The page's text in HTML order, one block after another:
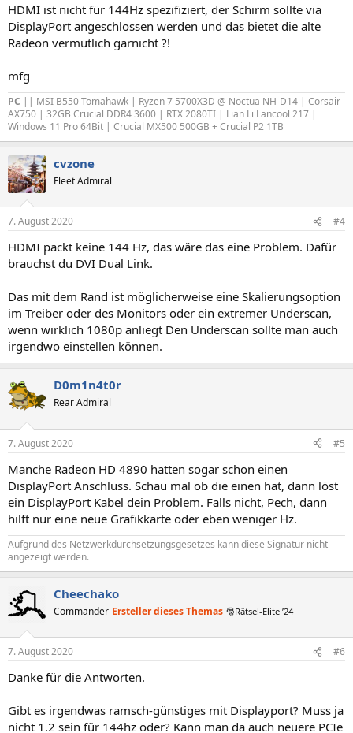
HDMI ist nicht für 144Hz spezifiziert, der Schirm sollte via
DisplayPort angeschlossen werden und das bietet die alte
Radeon vermutlich garnicht ?!
mfg
PC || MSI B550 Tomahawk | Ryzen 7 5700X3D @ Noctua NH-D14 | Corsair
AX750 | 32GB Crucial DDR4 3600 | RTX 2080TI | Lian Li Lancool 217 |
Windows 11 Pro 64Bit | Crucial MX500 500GB + Crucial P2 1TB
cvzone
Fleet Admiral
7. August 2020 #4
HDMI packt keine 144 Hz, das wäre das eine Problem. Dafür
brauchst du DVI Dual Link.
Das mit dem Rand ist möglicherweise eine Skalierungsoption
im Treiber oder des Monitors oder ein extremer Underscan,
wenn wirklich 1080p anliegt Den Underscan sollte man auch
irgendwo einstellen können.
D0m1n4t0r
Rear Admiral
7. August 2020 #5
Manche Radeon HD 4890 hatten sogar schon einen
DisplayPort Anschluss. Schau mal ob die einen hat, dann löst
ein DisplayPort Kabel dein Problem. Falls nicht, Pech, dann
hilft nur eine neue Grafikkarte oder eben weniger Hz.
Aufgrund des Netzwerkdurchsetzungsgesetzes kann diese Signatur nicht
angezeigt werden.
Cheechako
Commander Ersteller dieses Themas 🎅Rätsel-Elite ’24
7. August 2020 #6
Danke für die Antworten.
Gibt es irgendwas ramsch-günstiges mit Displayport? Muss ja
nicht 1.2 sein für 144hz oder? Kann man da auch neuere PCIe